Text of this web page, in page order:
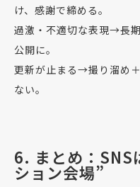
け、感謝で締める。
過激・不適切な表現→長
公開に。
更新が止まる→撮り溜め
ない。
6. まとめ：SNS
ション会場”